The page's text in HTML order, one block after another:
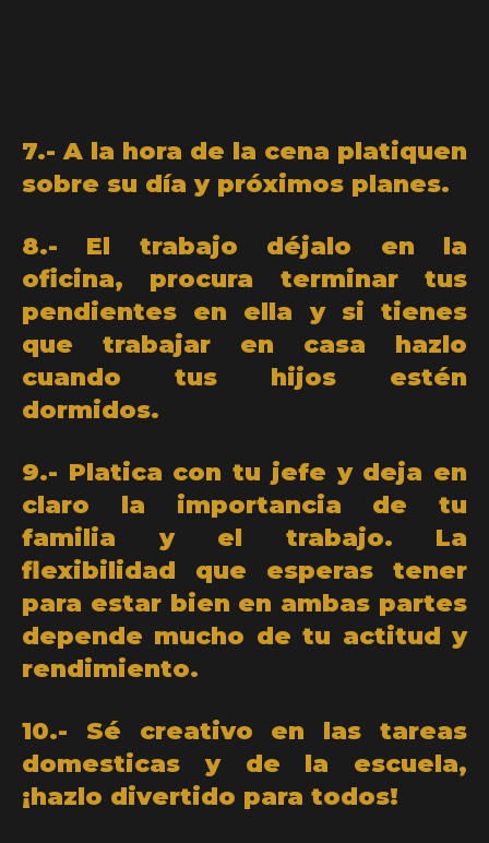
7.- A la hora de la cena platiquen
sobre su día y próximos planes.
8.- El trabajo déjalo en la
oficina, procura terminar tus
pendientes en ella y si tienes
que trabajar en casa hazlo
cuando tus hijos estén
dormidos.
9.- Platica con tu jefe y deja en
claro la importancia de tu
familia y el trabajo. La
flexibilidad que esperas tener
para estar bien en ambas partes
depende mucho de tu actitud y
rendimiento.
10.- Sé creativo en las tareas
domesticas y de la escuela,
¡hazlo divertido para todos!